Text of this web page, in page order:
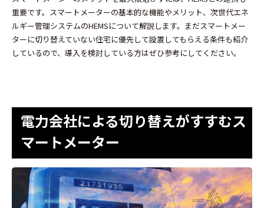
重要です。スマートメーターの基本的な機能やメリット、次世代エネ
ルギー管理システムのHEMSについて解説します。まだスマートメー
ターに切り替えていない住宅に優先して設置してもらえる条件も紹介
しているので、導入を検討している方はぜひ参考にしてください。
電力会社による切り替えがすすむス
マートメーター